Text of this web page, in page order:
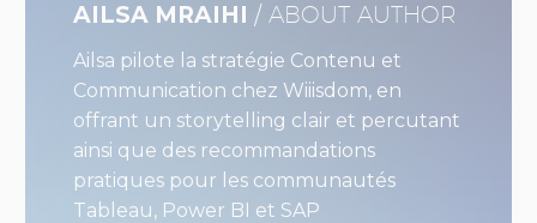
AILSA MRAIHI / ABOUT AUTHOR
Ailsa pilote la stratégie Contenu et
Communication chez Wiiisdom, en
offrant un storytelling clair et percutant
ainsi que des recommandations
pratiques pour les communautés
Tableau, Power BI et SAP